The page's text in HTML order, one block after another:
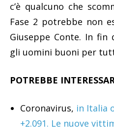
c’è qualcuno che
Fase 2 potrebbe non
Giuseppe Conte. In
gli uomini buoni per
POTREBBE
Coronavirus, in Italia
+2.091. Le nuove